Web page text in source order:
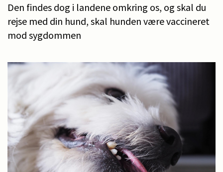
Den findes dog i landene omkring os, og skal du
rejse med din hund, skal hunden være vaccineret
mod sygdommen